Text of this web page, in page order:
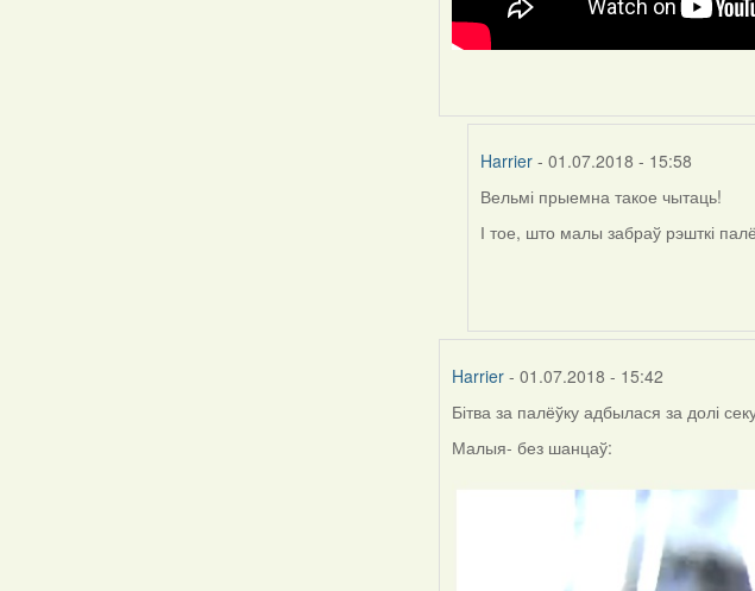
Harrier- 01.07.2018 - 15:58
In
reply
Вельмі прыемна такое чытаць!
І тое, што малы забраў рэшткі
Harrier - 01.07.2018 - 15:42
Бітва за палёўку адбылася за долі
Малыя- без шанцаў: